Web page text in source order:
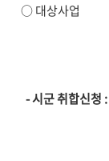
○ 대상사업
- 시군 취합신청 :